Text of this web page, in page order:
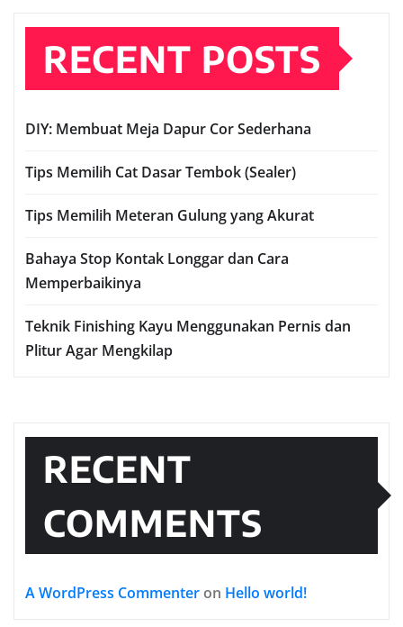
RECENT POSTS
DIY: Membuat Meja Dapur Cor Sederhana
Tips Memilih Cat Dasar Tembok (Sealer)
Tips Memilih Meteran Gulung yang Akurat
Bahaya Stop Kontak Longgar dan Cara
Memperbaikinya
Teknik Finishing Kayu Menggunakan Pernis dan
Plitur Agar Mengkilap
RECENT
COMMENTS
A WordPress Commenter on Hello world!